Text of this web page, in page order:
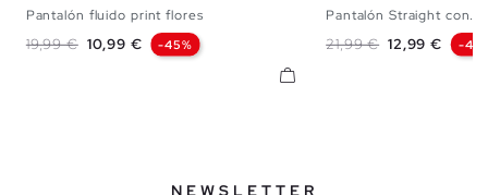
S
Pantalón fluido print flores
Precio base
19,99 € Precio
10,99 € -45%
Pantalón Straight con...
Precio base
21,99 € Precio
12,99 € -
NEWSLETTER